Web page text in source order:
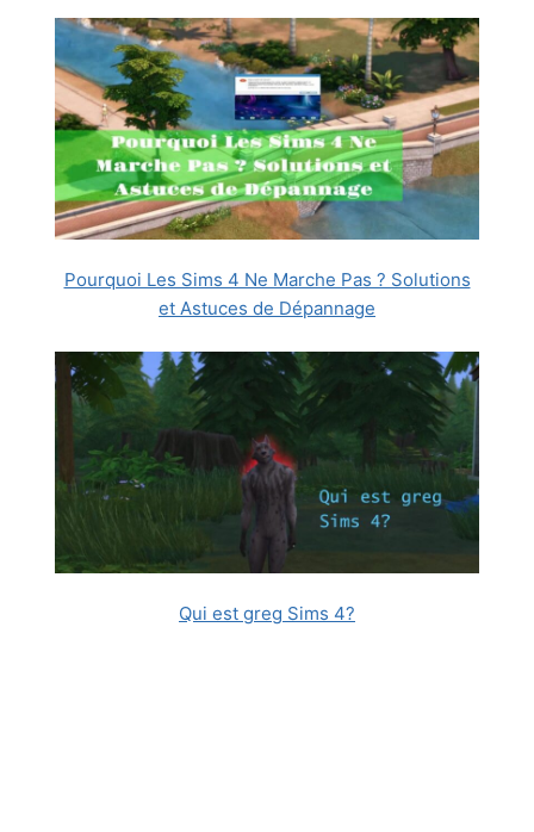
Pourquoi Les Sims 4 Ne Marche Pas ? Solutions
et Astuces de Dépannage
Qui est greg Sims 4?